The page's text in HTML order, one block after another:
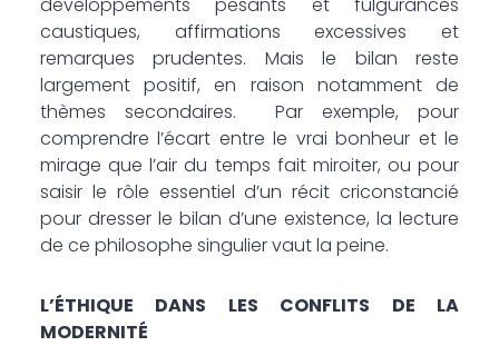
caustiques, affirmations excessives et
remarques prudentes. Mais le bilan reste
largement positif, en raison notamment de
thèmes secondaires. Par exemple, pour
comprendre l’écart entre le vrai bonheur et le
mirage que l’air du temps fait miroiter, ou pour
saisir le rôle essentiel d’un récit criconstancié
pour dresser le bilan d’une existence, la lecture
de ce philosophe singulier vaut la peine.
L’ÉTHIQUE DANS LES CONFLITS DE LA
MODERNITÉ